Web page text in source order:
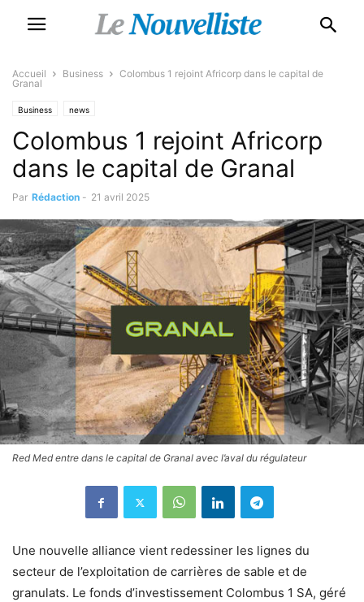
Accueil Business
Colombus 1 rejoint Africorp dans le capital de
Granal
Business news
Colombus 1 rejoint Africorp
dans le capital de Granal
Par Rédaction - 21 avril 2025
Red Med entre dans le capital de Granal avec l’aval du régulateur
Une nouvelle alliance vient redessiner les lignes du
secteur de l’exploitation de carrières de sable et de
granulats. Le fonds d’investissement Colombus 1 SA, géré